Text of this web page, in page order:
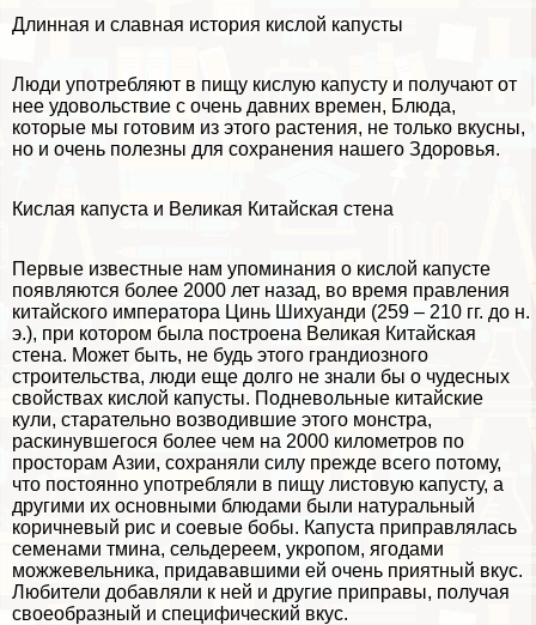
Длинная и славная история кислой капусты
Люди употрeбляют в пищу кислую капусту и получают от
нее удовольствие с очень давних времен, Блюда,
которые мы готовим из этого растения, не только вкусны,
но и очень полезны для сохранения нашего Здоровья.
Кислая капуста и Великая Китайская стена
Первые известные нам упоминания о кислой капусте
появляются более 2000 лет назад, во время правления
китайского императора Цинь Шихуанди (259 – 210 гг. до н.
э.), при котором была построена Великая Китайская
стена. Может быть, не будь этого грандиозного
строительства, люди еще долго не знали бы о чудесных
свойствах кислой капусты. Подневольные китайские
кули, старательно возводившие этого монстра,
раскинувшегося более чем на 2000 километров по
просторам Азии, сохраняли силу прежде всего потому,
что постоянно употрeбляли в пищу листовую капусту, а
другими их основными блюдами были натуральный
коричневый рис и соевые бобы. Капуста приправлялась
семенами тмина, сельдереем, укропом, ягодами
можжевельника, придававшими ей очень приятный вкус.
Любители добавляли к ней и другие приправы, получая
своеобразный и специфический вкус.